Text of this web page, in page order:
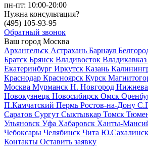
пн-пт: 10:00-20:00
Нужна консультация?
(495) 105-93-95
Обратный звонок
Ваш город Москва
Архангельск Астрахань Барнаул
Братск Брянск Владивосток Владикавказ
Екатеринбург Иркутск Казань
Краснодар Красноярск Курск
Москва Мурманск Н. Новгород
Новокузнецк Новосибирск Омск
П.Камчатский Пермь Ростов-на-Дону
Саратов Сургут Сыктывкар Томск
Ульяновск Уфа Хабаровск Ханты-
Чебоксары Челябинск Чита Ю.Сахалинск
Контакты Оставить заявку